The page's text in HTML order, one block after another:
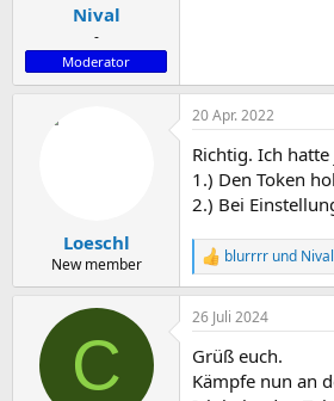
Nival
-
Moderator
Loeschl
New member
20 Apr. 2022
Richtig. Ich
1.) Den Token
2.) Bei
R
e
a
k
i
o
n
blurrrr und Nival
C
26 Juli 2024
Grüß euch.
Kämpfe nun an